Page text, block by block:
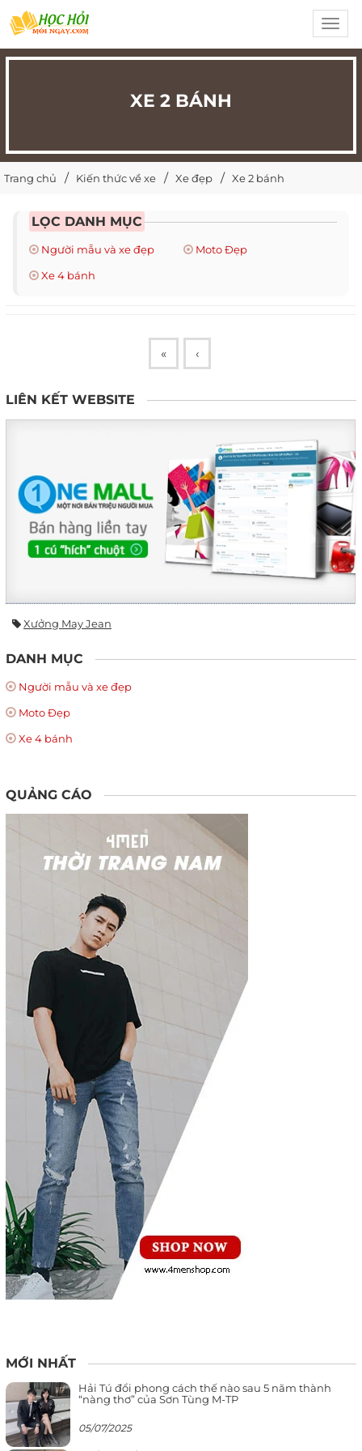
XE 2 BÁNH
Trang chủ Kiến thức về xe Xe đẹp Xe 2 bánh
LỌC DANH MỤC
Người mẫu và xe đẹp
Moto Đẹp
Xe 4 bánh
« ‹
LIÊN KẾT WEBSITE
Xưởng May Jean
DANH MỤC
Người mẫu và xe đẹp
Moto Đẹp
Xe 4 bánh
QUẢNG CÁO
MỚI NHẤT
Hải Tú đổi phong cách thế nào sau 5 năm thành
“nàng thơ” của Sơn Tùng M-TP
05/07/2025